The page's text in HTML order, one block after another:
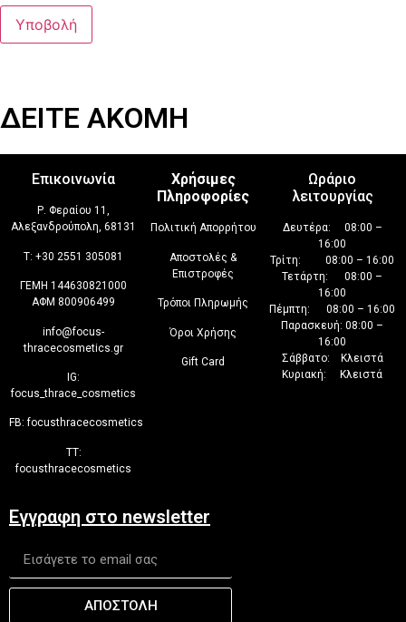
ΔΕΙΤΕ ΑΚΟΜΗ
Επικοινωνία
Ρ. Φεραίου 11,
Αλεξανδρούπολη, 68131
T:+30 2551 305081
ΓΕΜΗ 144630821000
ΑΦΜ 800906499
info@focus-
thracecosmetics.gr
IG:
focus_thrace_cosmetics
FB:focusthracecosmetics
TT:
focusthracecosmetics
Χρήσιμες
Πληροφορίες
Πολιτική Απορρήτου
Αποστολές &
Επιστροφές
Τρόποι Πληρωμής
Όροι Χρήσης
Gift Card
Ωράριο
λειτουργίας
Δευτέρα: 08:00 –
16:00
Τρίτη: 08:00 – 16:00
Τετάρτη: 08:00 –
16:00
Πέμπτη: 08:00 – 16:00
Παρασκευή: 08:00 –
16:00
Σάββατο: Κλειστά
Κυριακή: Κλειστά
Εγγραφη στο newsletter
ΑΠΟΣΤΟΛΗ